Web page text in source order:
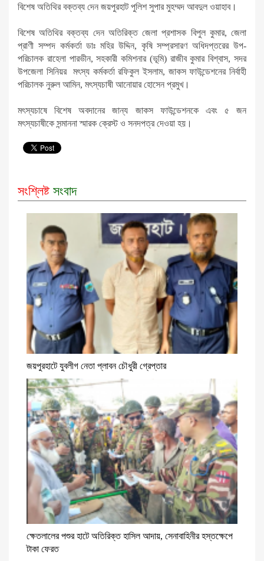
বিশেষ অতিথির বক্তব্য দেন জয়পুরহাট পুলিশ সুপার মুহম্মদ আবদুল ওয়াহাব।
বিশেষ অতিথির বক্তব্য দেন অতিরিক্ত জেলা প্রশাসক বিপুল কুমার, জেলা
প্রাণী সম্পদ কর্মকর্তা ডাঃ মহির উদ্দিন, কৃষি সম্প্রসারণ অধিদপ্তরের উপ-
পরিচালক রাহেলা পারভীন, সহকারী কমিশনার (ভূমি) রাজীব কুমার বিশ্বাস, সদর
উপজেলা সিনিয়র মৎস্য কর্মকর্তা রফিকুল ইসলাম, জাকস ফাউন্ডেশনের নির্বাহী
পরিচালক নুরুল আমিন, মৎস্যচাষী আনোয়ার হোসেন প্রমুখ।
মৎস্যচাষে বিশেষ অবদানের জান্য জাকস ফাউন্ডেশনকে এবং ৫ জন
মৎস্যচাষীকে সন্মাননা স্মারক ক্রেস্ট ও সনদপত্র দেওয়া হয়।
সংশ্লিষ্ট সংবাদ
জয়পুরহাটে যুবলীগ নেতা প্লাবন চৌধুরী গ্রেপ্তার
ক্ষেতলালের পশুর হাটে অতিরিক্ত হাসিল আদায়, সেনাবাহিনীর হস্তক্ষেপে
টাকা ফেরত